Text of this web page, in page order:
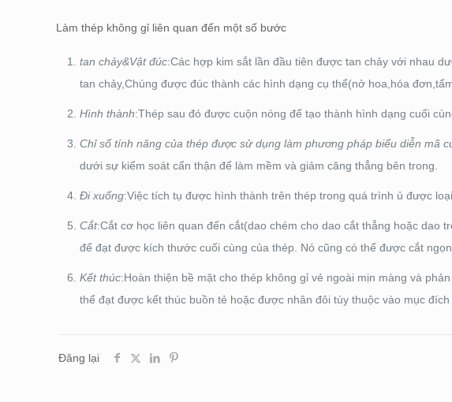
Làm thép không gỉ liên quan đến một số bước
tan chảy&Vật đúc:Các hợp kim sắt lần đầu tiên được tan chảy với nhau
tan chảy,Chúng được đúc thành các hình dạng cụ thể(nở hoa,hóa
Hình thành:Thép sau đó được cuộn nóng để tạo thành hình dạng cuối
Chỉ số tính năng của thép được sử dụng làm phương pháp biểu diễn mã
dưới sự kiểm soát cẩn thận để làm mềm và giảm căng thẳng bên trong.
Đi xuống:Việc tích tụ được hình thành trên thép trong quá trình ủ được
Cắt:Cắt cơ học liên quan đến cắt(dao chém cho dao cắt thẳng hoặc
để đạt được kích thước cuối cùng của thép. Nó cũng có thể được cắt
Kết thúc:Hoàn thiện bề mặt cho thép không gỉ vẻ ngoài mịn màng và
thể đạt được kết thúc buồn tẻ hoặc được nhân đôi tùy thuộc vào mục đích
Đăng lại